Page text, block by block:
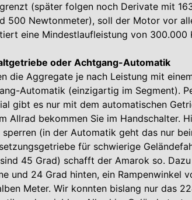
(später folgen noch Derivate mit
500 Newtonmeter), soll der Motor vor
eine Mindestlaufleistung von 300.000
oder Achtgang-Automatik
die Aggregate je nach Leistung mit
Automatik (einzigartig im Segment).
gibt es nur mit dem automatischen
Allrad bekommen Sie im Handschalter.
(in der Automatik geht das nur
für schwierige
45 Grad) schafft der Amarok so.
und 24 Grad hinten, ein Rampenwinkel
Meter. Wir konnten bislang nur das